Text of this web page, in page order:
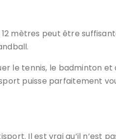
mètres peut être
le tennis, le badminton et
puisse parfaitement
Il est vrai qu’il n’est